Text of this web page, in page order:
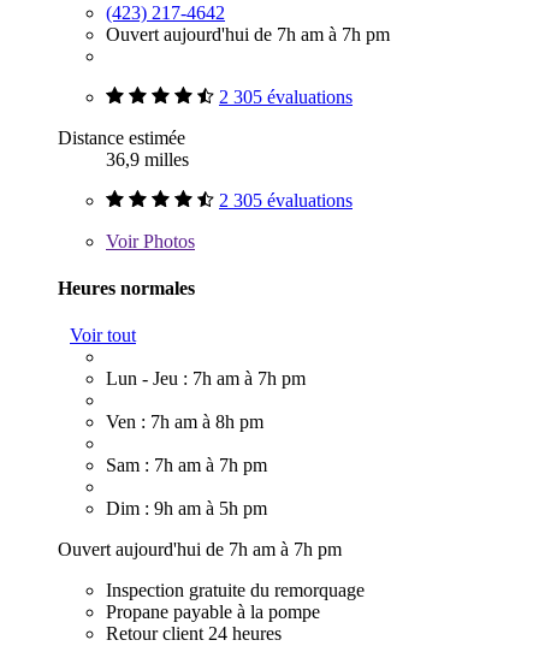
(423) 217-4642
Ouvert aujourd'hui de 7h am à 7h pm
2 305 évaluations
Distance estimée
36,9 milles
2 305 évaluations
VoirPhotos
Heures normales
Voir tout
Lun - Jeu : 7h am à 7h pm
Ven : 7h am à 8h pm
Sam : 7h am à 7h pm
Dim : 9h am à 5h pm
Ouvert aujourd'hui de 7h am à 7h pm
Inspection gratuite du remorquage
Propane payable à la pompe
Retour client 24 heures